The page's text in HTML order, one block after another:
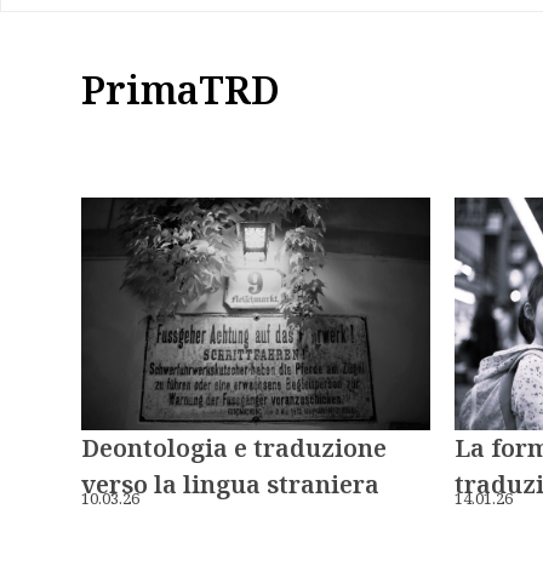
PrimaTRD
Deontologia e traduzione
verso la lingua straniera
10.03.26
La
14.01.26